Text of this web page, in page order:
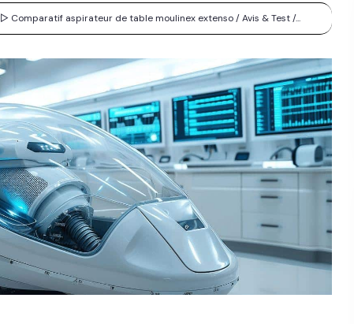
▷ Comparatif aspirateur de table moulinex extenso / Avis & Test /...